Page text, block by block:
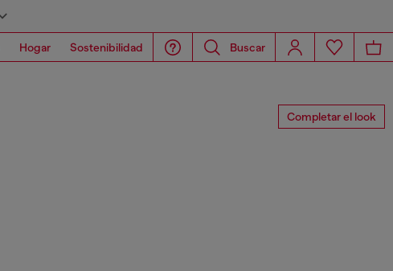
Hogar Sostenibilidad Buscar
Completar el look